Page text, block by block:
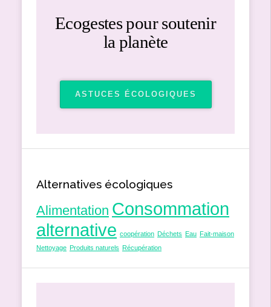
Ecogestes pour soutenir
la planète
ASTUCES ÉCOLOGIQUES
Alternatives écologiques
Alimentation Consommation
alternative coopération Déchets Eau Fait-maison
Nettoyage Produits naturels Récupération